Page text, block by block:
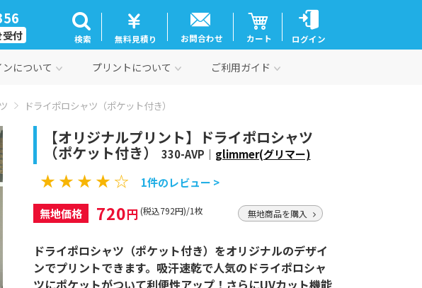
受付 検索 無料見積り お問合わせ カート ログイン
について プリントについて ご利用ガイド
ドライポロシャツ（ポケット付き）
【オリジナルプリント】ドライポロシャツ
（ポケット付き） 330-AVP｜ glimmer(グリマー)
★ ★ ★ ★ ☆ 1件のレビュー >
無地価格 720円 (税込792円)/1枚 無地商品を購入
ドライポロシャツ（ポケット付き）をオリジナルのデザイ
ンでプリントできます。吸汗速乾で人気のドライポロシャ
ツにポケットがついて利便性アップ！さらにUVカット機能